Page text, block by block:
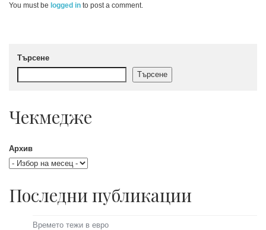
You must be logged in to post a comment.
Търсене
Търсене
Чекмедже
Архив
Последни публикации
Времето тежи в евро